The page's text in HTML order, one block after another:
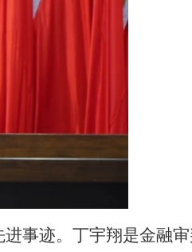
事迹。丁宇翔是金融